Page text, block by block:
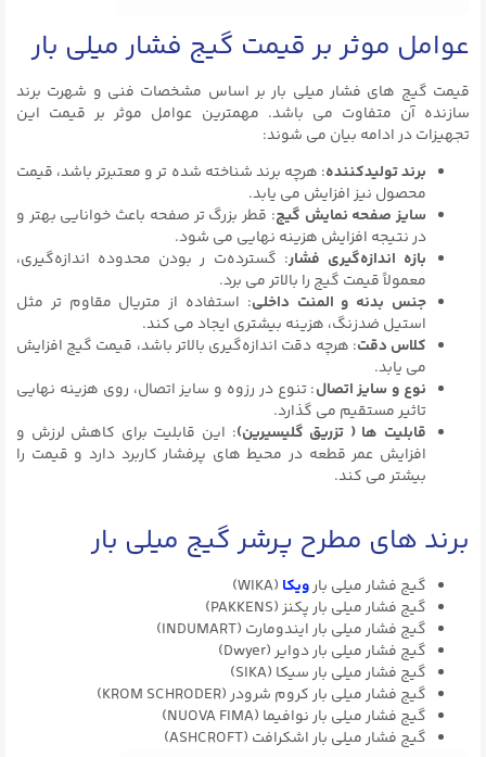
عوامل موثر بر قیمت گیج فشار میلی بار
قیمت گیج های فشار میلی بار بر اساس مشخصات فنی و شهرت برند
سازنده آن متفاوت می باشد. مهمترین عوامل موثر بر قیمت این
تجهیزات در ادامه بیان می شوند:
برند تولیدکننده: هرچه برند شناخته‌ شده‌ تر و معتبرتر باشد، قیمت
محصول نیز افزایش می‌ یابد.
سایز صفحه نمایش گیج: قطر بزرگ‌ تر صفحه باعث خوانایی بهتر و
در نتیجه افزایش هزینه نهایی می‌ شود.
بازه اندازه‌گیری فشار: گسترده‌ت ر بودن محدوده اندازه‌گیری،
معمولاً قیمت گیج را بالاتر می‌ برد.
جنس بدنه و المنت داخلی: استفاده از متریال مقاوم‌ تر مثل
استیل ضدزنگ، هزینه بیشتری ایجاد می‌ کند.
کلاس دقت: هرچه دقت اندازه‌گیری بالاتر باشد، قیمت گیج افزایش
می‌ یابد.
نوع و سایز اتصال: تنوع در رزوه و سایز اتصال، روی هزینه نهایی
تاثیر مستقیم می‌ گذارد.
قابلیت ها ( تزریق گلیسیرین‌): این قابلیت برای کاهش لرزش و
افزایش عمر قطعه در محیط‌ های پرفشار کاربرد دارد و قیمت را
بیشتر می‌ کند.
برند های مطرح پرشر گیج میلی بار
گیج فشار میلی بارویکا (WIKA)
گیج فشار میلی بار پکنز (PAKKENS)
گیج فشار میلی بار ایندومارت (INDUMART)
گیج فشار میلی بار دوایر (Dwyer)
گیج فشار میلی بار سیکا (SIKA)
گیج فشار میلی بار کروم شرودر (KROM SCHRODER)
گیج فشار میلی بار نوافیما (NUOVA FIMA)
گیج فشار میلی بار اشکرافت (ASHCROFT)